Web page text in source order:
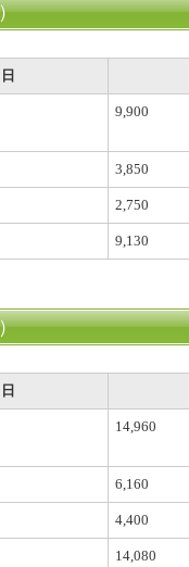
9,900
3,850
2,750
9,130
14,960
6,160
4,400
14,080